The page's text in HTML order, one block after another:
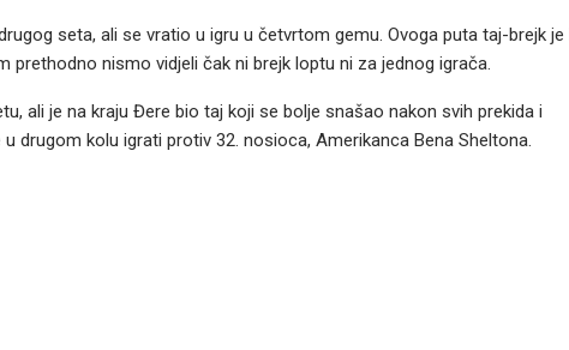
seta, ali se vratio u igru u četvrtom gemu. Ovoga puta taj-brejk je
prethodno nismo vidjeli čak ni brejk loptu ni za jednog igrača.
ali je na kraju Đere bio taj koji se bolje snašao nakon svih prekida i
drugom kolu igrati protiv 32. nosioca, Amerikanca Bena Sheltona.